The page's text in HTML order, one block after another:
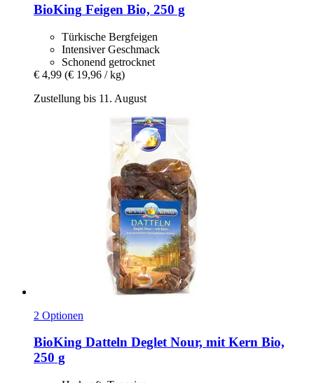
BioKing Feigen Bio, 250 g
Türkische Bergfeigen
Intensiver Geschmack
Schonend getrocknet
€ 4,99 (€ 19,96 / kg)
Zustellung bis 11. August
2 Optionen
BioKing Datteln Deglet Nour, mit Kern Bio,
250 g